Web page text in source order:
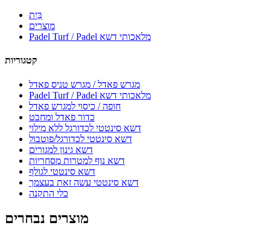
בַּיִת
מוצרים
Padel Turf / Padel מלאכותי דשא
קטגוריות
מגרש פאדל / מגרש טניס פאדל
Padel Turf / Padel מלאכותי דשא
חופה / כיסוי למגרש פאדל
כדור פאדל ומחבט
דשא סינטטי לכדורגל ללא מילוי
דשא סינטטי לכדורגל/פוטבול
דשא גינון למגורים
דשא נוף למטרות מסחריות
דשא סינטטי לגולף
דשא סינטטי עשה זאת בעצמך
כלי התקנה
מוצרים נבחרים